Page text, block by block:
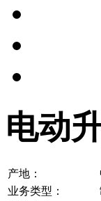
电动
产地：
业务类型：